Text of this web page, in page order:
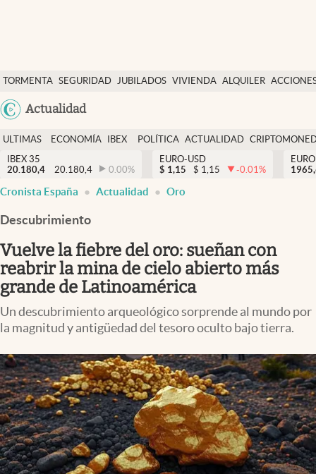
TORMENTA SEGURIDAD JUBILADOS VIVIENDA ALQUILER
Actualidad
Economía y finanzas
Política
Actualidad
Criptomonedas
España
ULTIMAS
NOTICIAS
ECONOMÍA
FINANZAS
IBEX
EURO
POLÍTICA ACTUALIDAD
IBEX 35
20.180,4
20.180,4 0.00%
EURO-USD
$ 1,15 $ 1,15 -0.01%
Cronista España Actualidad Oro
Descubrimiento
Vuelve la fiebre del oro: sueñan con
reabrir la mina de cielo abierto más
grande de Latinoamérica
Un descubrimiento arqueológico sorprende al mundo por
la magnitud y antigüedad del tesoro oculto bajo tierra.